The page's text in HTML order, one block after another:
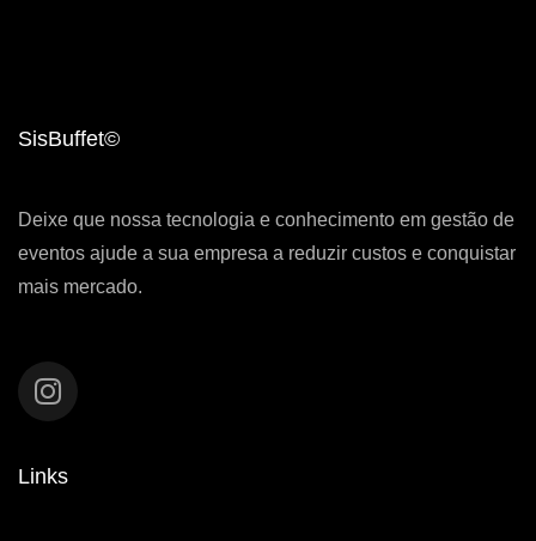
SisBuffet©
Deixe que nossa tecnologia e conhecimento em gestão de
eventos ajude a sua empresa a reduzir custos e conquistar
mais mercado.
Links